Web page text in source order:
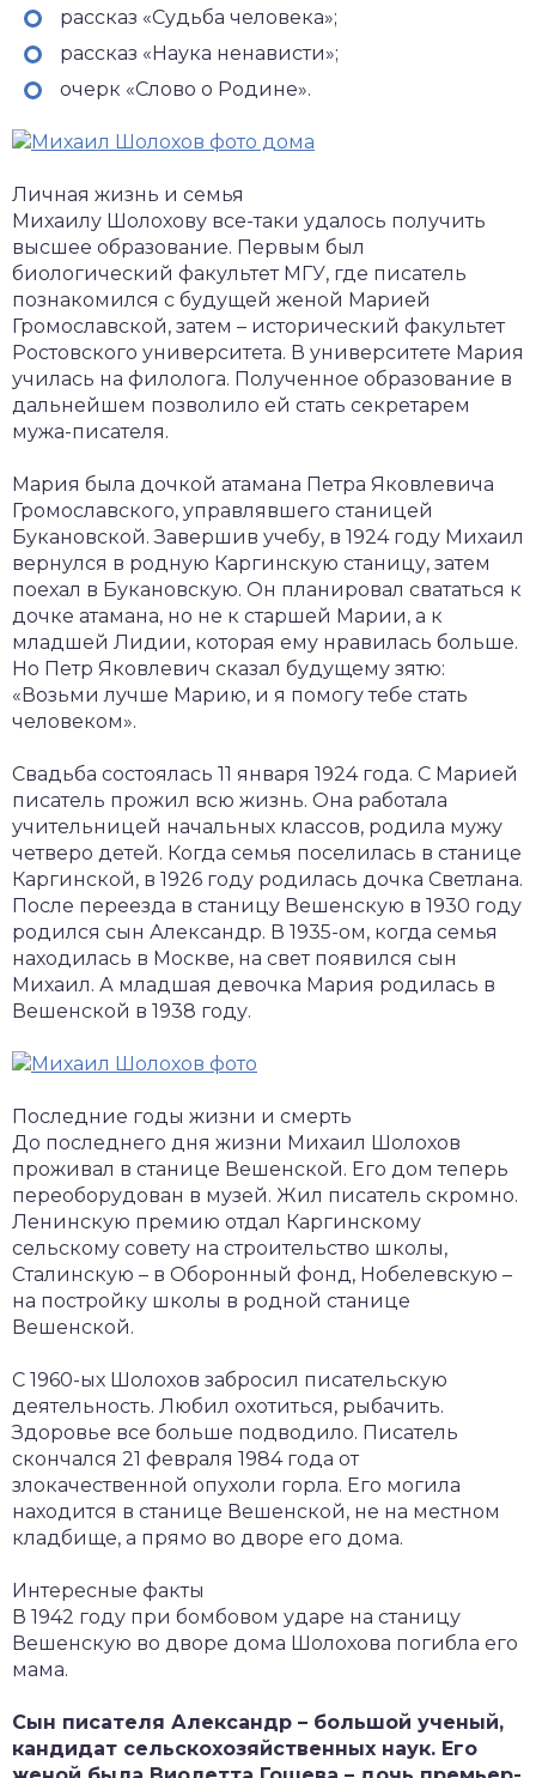
рассказ «Судьба человека»;
рассказ «Наука ненависти»;
очерк «Слово о Родине».
Личная жизнь и семья
Михаилу Шолохову все-таки удалось получить
высшее образование. Первым был
биологический факультет МГУ, где писатель
познакомился с будущей женой Марией
Громославской, затем – исторический факультет
Ростовского университета. В университете Мария
училась на филолога. Полученное образование в
дальнейшем позволило ей стать секретарем
мужа-писателя.
Мария была дочкой атамана Петра Яковлевича
Громославского, управлявшего станицей
Букановской. Завершив учебу, в 1924 году Михаил
вернулся в родную Каргинскую станицу, затем
поехал в Букановскую. Он планировал свататься к
дочке атамана, но не к старшей Марии, а к
младшей Лидии, которая ему нравилась больше.
Но Петр Яковлевич сказал будущему зятю:
«Возьми лучше Марию, и я помогу тебе стать
человеком».
Свадьба состоялась 11 января 1924 года. С Марией
писатель прожил всю жизнь. Она работала
учительницей начальных классов, родила мужу
четверо детей. Когда семья поселилась в станице
Каргинской, в 1926 году родилась дочка Светлана.
После переезда в станицу Вешенскую в 1930 году
родился сын Александр. В 1935-ом, когда семья
находилась в Москве, на свет появился сын
Михаил. А младшая девочка Мария родилась в
Вешенской в 1938 году.
Последние годы жизни и смерть
До последнего дня жизни Михаил Шолохов
проживал в станице Вешенской. Его дом теперь
переоборудован в музей. Жил писатель скромно.
Ленинскую премию отдал Каргинскому
сельскому совету на строительство школы,
Сталинскую – в Оборонный фонд, Нобелевскую –
на постройку школы в родной станице
Вешенской.
С 1960-ых Шолохов забросил писательскую
деятельность. Любил охотиться, рыбачить.
Здоровье все больше подводило. Писатель
скончался 21 февраля 1984 года от
злокачественной опухоли горла. Его могила
находится в станице Вешенской, не на местном
кладбище, а прямо во дворе его дома.
Интересные факты
В 1942 году при бомбовом ударе на станицу
Вешенскую во дворе дома Шолохова погибла его
мама.
Сын писателя Александр – большой ученый,
кандидат сельскохозяйственных наук. Его